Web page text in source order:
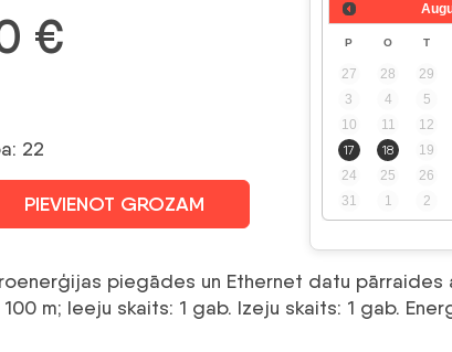
P O T
27 28 29
3
4 5
10
11 12
17
18 19
24
25 26
31
1 2
€
22
PIEVIENOT GROZAM
piegādes un Ethernet datu pārraides
m; Ieeju skaits: 1 gab. Izeju skaits: 1 gab.